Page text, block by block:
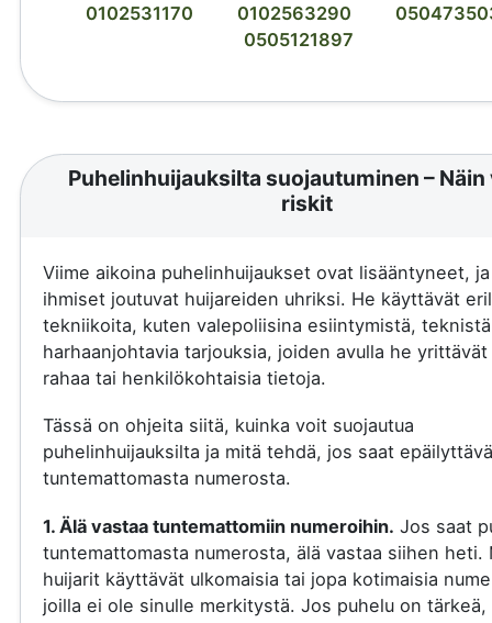
0102531170
0102563290
0505121897
Puhelinhuijauksilta suojautuminen – Näin
riskit
Viime aikoina puhelinhuijaukset ovat lisääntyneet,
ihmiset joutuvat huijareiden uhriksi. He käyttävät
tekniikoita, kuten valepoliisina esiintymistä,
harhaanjohtavia tarjouksia, joiden avulla he yrittävät
rahaa tai henkilökohtaisia tietoja.
Tässä on ohjeita siitä, kuinka voit suojautua
puhelinhuijauksilta ja mitä tehdä, jos saat
tuntemattomasta numerosta.
1. Älä vastaa tuntemattomiin numeroihin. Jos saat
tuntemattomasta numerosta, älä vastaa siihen heti.
huijarit käyttävät ulkomaisia tai jopa kotimaisia
joilla ei ole sinulle merkitystä. Jos puhelu on